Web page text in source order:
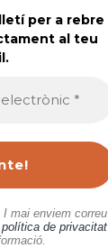
per a rebre
al teu
mai enviem correu
política de privacitat